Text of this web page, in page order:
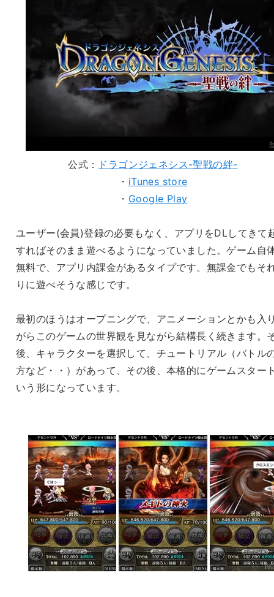
公式： ドラゴンジェネシス-聖戦の絆-
・ iTunes store
・ Google Play
ユーザー(会員)登録の必要もなく、アプリをDLしてきて
すればそのまま遊べるようになっていました。ゲーム自
無料で、アプリ内課金があるタイプです。無課金でもそ
りに遊べそうな感じです。
最初のほうはオープニングで、アニメーションとかも入
がらこのゲームの世界観を見ながら結構長く続きます。
後、キャラクターを選択して、チュートリアル（バトル
方など・・）があって、その後、本格的にゲームスター
いう形になっています。